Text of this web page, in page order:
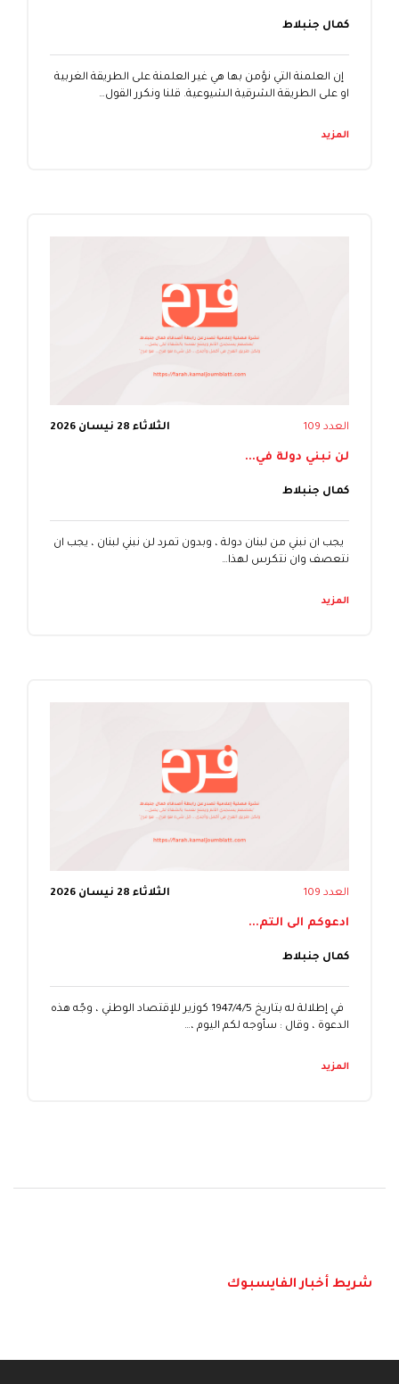
كمال جنبلاط
إن العلمنة التي نؤمن بها هي غير العلمنة على الطريقة الغربية
او على الطريقة الشرقية الشيوعية. قلنا ونكرر القول…
المزيد
العدد 109 الثلاثاء 28 نيسان 2026
لن نبني دولة في...
كمال جنبلاط
يجب ان نبني من لبنان دولة ، وبدون تمرد لن نبني لبنان ، يجب ان
نتعصف وان نتكرس لهذا…
المزيد
العدد 109 الثلاثاء 28 نيسان 2026
ادعوكم الى التم...
كمال جنبلاط
في إطلالة له بتاريخ 1947/4/5 كوزير للإقتصاد الوطني ، وجّه هذه
الدعوة ، وقال : سأوجه لكم اليوم ،…
المزيد
شريط أخبار الفايسبوك